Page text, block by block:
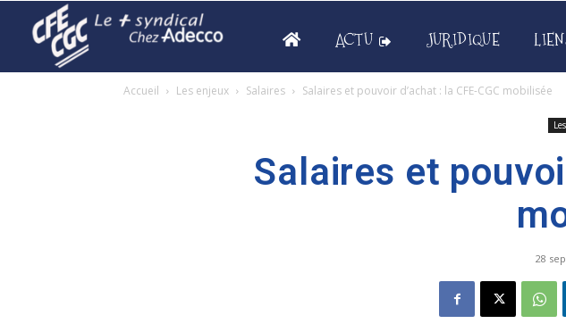
ACTU JURIDIQUE
Accueil Les enjeux Salaires Salaires et pouvoir d’achat : la CFE-CGC mobilisée
Salaires et
28